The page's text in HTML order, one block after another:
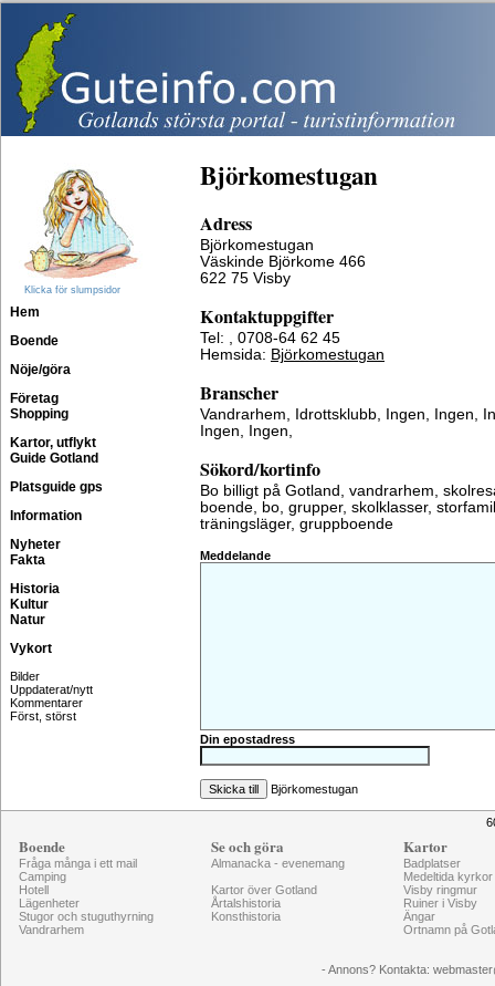
Klicka för slumpsidor
Hem
Boende
Nöje/göra
Företag
Shopping
Kartor, utflykt
Guide Gotland
Platsguide gps
Information
Nyheter
Fakta
Historia
Kultur
Natur
Vykort
Bilder
Uppdaterat/nytt
Kommentarer
Först, störst
Björkomestugan
Adress
Björkomestugan
Väskinde Björkome 466
622 75 Visby
Kontaktuppgifter
Tel: , 0708-64 62 45
Hemsida: Björkomestugan
Branscher
Vandrarhem, Idrottsklubb, Ingen, Ingen,
Ingen, Ingen,
Sökord/kortinfo
Bo billigt på Gotland, vandrarhem,
boende, bo, grupper, skolklasser,
träningsläger, gruppboende
Meddelande
Din epostadress
Björkomestugan
Boende
Fråga många i ett mail
Camping
Hotell
Lägenheter
Stugor och stuguthyrning
Vandrarhem
Se och göra
Almanacka - evenemang
Kartor över Gotland
Årtalshistoria
Konsthistoria
Kartor
Badplatser
Medeltida kyrkor
Visby ringmur
Ruiner i Visby
Ängar
Ortnamn på
- Annons? Kontakta: